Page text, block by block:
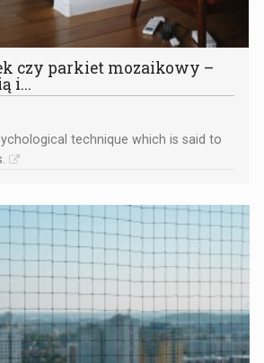
czy parkiet mozaikowy –
i...
technique which is said to